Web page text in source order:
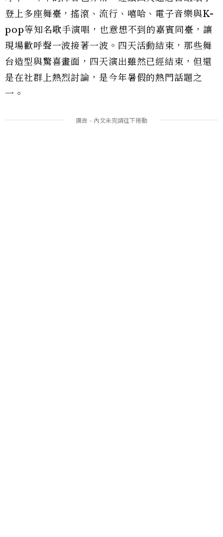
登上多座舞臺，搖滾、流行、嘻哈、電子音樂與K-
pop等知名歌手演唱，也意想不到的嘉賓同臺，讓
現場歡呼聲一波接著一波。四天活動結束，那些舞
台造型與驚喜畫面，四天演出雖然已經結束，但還
是在社群上熱烈討論，是今年暑假的熱門話題之
一。